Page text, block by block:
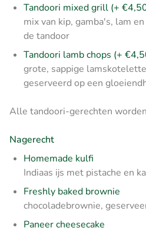
Tandoori mixed grill (+
mix van kip, gamba's, lam
de tandoor
Tandoori lamb chops (+
grote, sappige
geserveerd op een
Alle tandoori-gerechten
Nagerecht
Homemade kulfi
Indiaas ijs met pistache en
Freshly baked brownie
chocoladebrownie,
Paneer cheesecake